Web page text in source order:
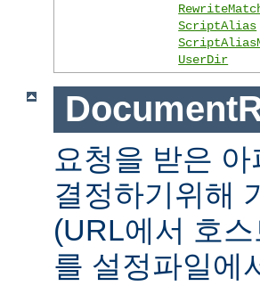
ScriptAlias
UserDir
요청을 받은
결정하기위해
(URL에서 호
를 설정파일에